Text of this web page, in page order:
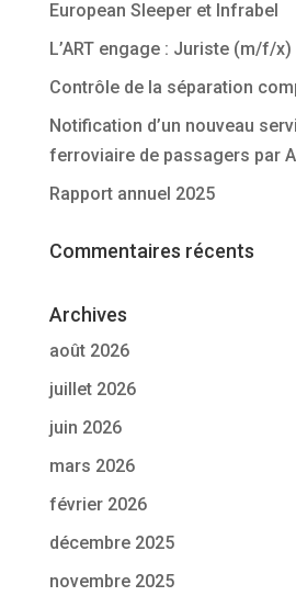
European Sleeper et Infrabel
L’ART engage : Juriste (m/f/x)
Contrôle de la séparation
Notification d’un nouveau
ferroviaire de passagers par
Rapport annuel 2025
Commentaires récents
Archives
août 2026
juillet 2026
juin 2026
mars 2026
février 2026
décembre 2025
novembre 2025